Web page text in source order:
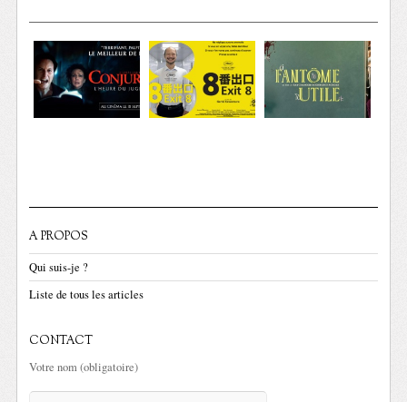
A PROPOS
Qui suis-je ?
Liste de tous les articles
CONTACT
Votre nom (obligatoire)